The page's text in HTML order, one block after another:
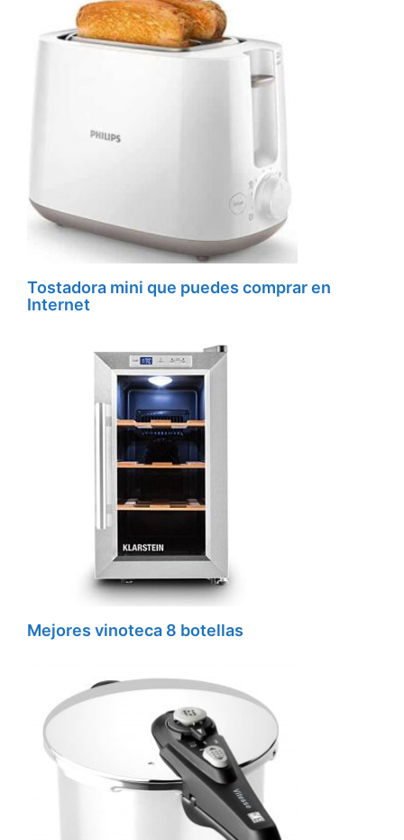
Tostadora mini que puedes comprar en
Internet
Mejores vinoteca 8 botellas